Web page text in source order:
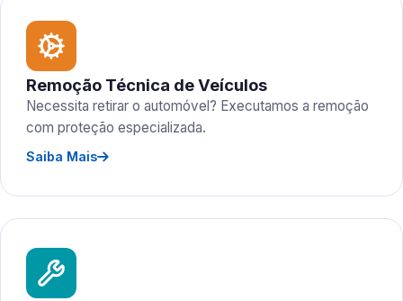
Remoção Técnica de Veículos
Necessita retirar o automóvel? Executamos a remoção
com proteção especializada.
Saiba Mais